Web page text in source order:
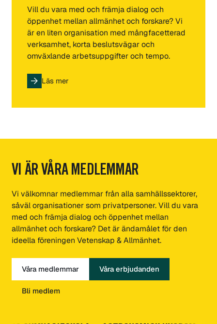
Vill du vara med och främja dialog och
öppenhet mellan allmänhet och forskare? Vi
är en liten organisation med mångfacetterad
verksamhet, korta beslutsvägar och
omväxlande arbetsuppgifter och tempo.
Läs mer
VI ÄR VÅRA MEDLEMMAR
Vi välkomnar medlemmar från alla samhällssektorer,
såväl organisationer som privatpersoner. Vill du vara
med och främja dialog och öppenhet mellan
allmänhet och forskare? Det är ändamålet för den
ideella föreningen Vetenskap & Allmänhet.
Våra medlemmar Våra erbjudanden
Bli medlem